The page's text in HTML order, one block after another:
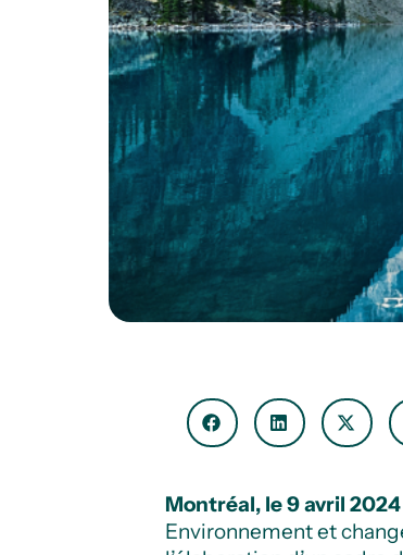
Montréal, le 9 avril 2024
Environnement et